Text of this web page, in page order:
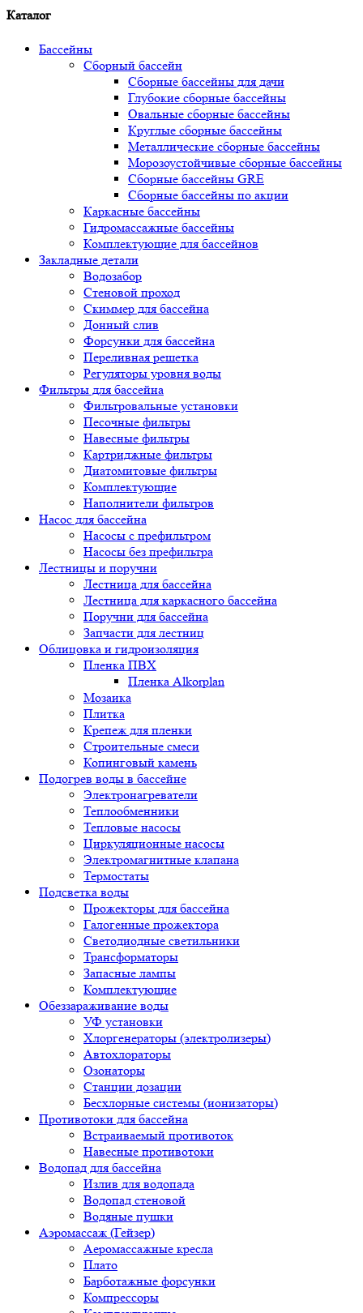
Каталог
Бассейны
Сборный бассейн
Сборные бассейны для дачи
Глубокие сборные бассейны
Овальные сборные бассейны
Круглые сборные бассейны
Металлические сборные бассейны
Морозоустойчивые сборные бассейны
Сборные бассейны GRE
Сборные бассейны по акции
Каркасные бассейны
Гидромассажные бассейны
Комплектующие для бассейнов
Закладные детали
Водозабор
Стеновой проход
Скиммер для бассейна
Донный слив
Форсунки для бассейна
Переливная решетка
Регуляторы уровня воды
Фильтры для бассейна
Фильтровальные установки
Песочные фильтры
Навесные фильтры
Картриджные фильтры
Диатомитовые фильтры
Комплектующие
Наполнители фильтров
Насос для бассейна
Насосы с префильтром
Насосы без префильтра
Лестницы и поручни
Лестница для бассейна
Лестница для каркасного бассейна
Поручни для бассейна
Запчасти для лестниц
Облицовка и гидроизоляция
Пленка ПВХ
Пленка Alkorplan
Мозаика
Плитка
Крепеж для пленки
Строительные смеси
Копинговый камень
Подогрев воды в бассейне
Электронагреватели
Теплообменники
Тепловые насосы
Циркуляционные насосы
Электромагнитные клапана
Термостаты
Подсветка воды
Прожекторы для бассейна
Галогенные прожектора
Светодиодные светильники
Трансформаторы
Запасные лампы
Комплектующие
Обеззараживание воды
УФ установки
Хлоргенераторы (электролизеры)
Автохлораторы
Озонаторы
Станции дозации
Бесхлорные системы (ионизаторы)
Противотоки для бассейна
Встраиваемый противоток
Навесные противотоки
Водопад для бассейна
Излив для водопада
Водопад стеновой
Водяные пушки
Аэромассаж (Гейзер)
Аеромассажные кресла
Плато
Барботажные форсунки
Компрессоры